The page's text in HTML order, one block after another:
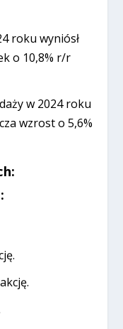
roku wyniósł
o 10,8% r/r
w 2024 roku
wzrost o 5,6%